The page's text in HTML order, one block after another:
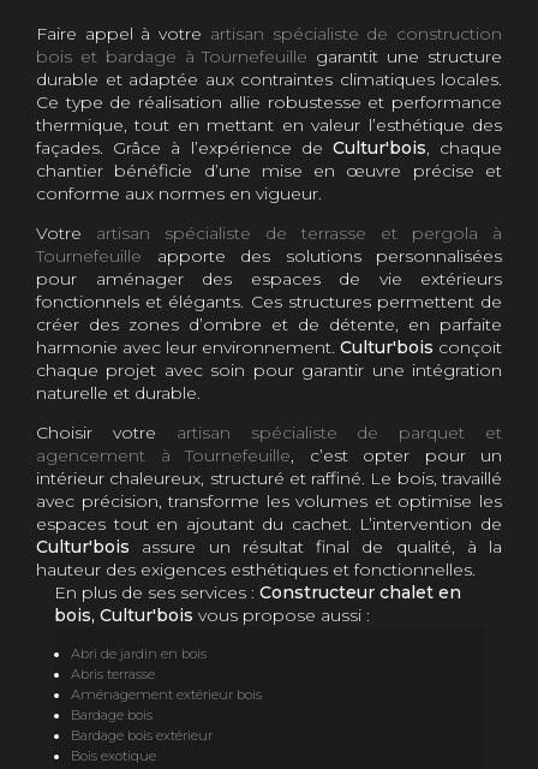
Faire appel à votre artisan spécialiste de construction
bois et bardage à Tournefeuille garantit une structure
durable et adaptée aux contraintes climatiques locales.
Ce type de réalisation allie robustesse et performance
thermique, tout en mettant en valeur l’esthétique des
façades. Grâce à l’expérience de Cultur'bois, chaque
chantier bénéficie d’une mise en œuvre précise et
conforme aux normes en vigueur.
Votre artisan spécialiste de terrasse et pergola à
Tournefeuille apporte des solutions personnalisées
pour aménager des espaces de vie extérieurs
fonctionnels et élégants. Ces structures permettent de
créer des zones d’ombre et de détente, en parfaite
harmonie avec leur environnement. Cultur'bois conçoit
chaque projet avec soin pour garantir une intégration
naturelle et durable.
Choisir votre artisan spécialiste de parquet et
agencement à Tournefeuille, c’est opter pour un
intérieur chaleureux, structuré et raffiné. Le bois, travaillé
avec précision, transforme les volumes et optimise les
espaces tout en ajoutant du cachet. L’intervention de
Cultur'bois assure un résultat final de qualité, à la
hauteur des exigences esthétiques et fonctionnelles.
En plus de ses services : Constructeur chalet en
bois, Cultur'bois vous propose aussi :
Abri de jardin en bois
Abris terrasse
Aménagement extérieur bois
Bardage bois
Bardage bois extérieur
Bois exotique